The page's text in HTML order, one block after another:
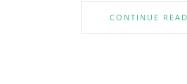
CONTINUE